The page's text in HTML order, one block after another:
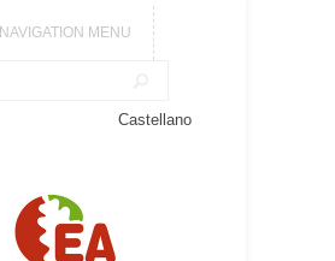
NAVIGATION MENU
Castellano